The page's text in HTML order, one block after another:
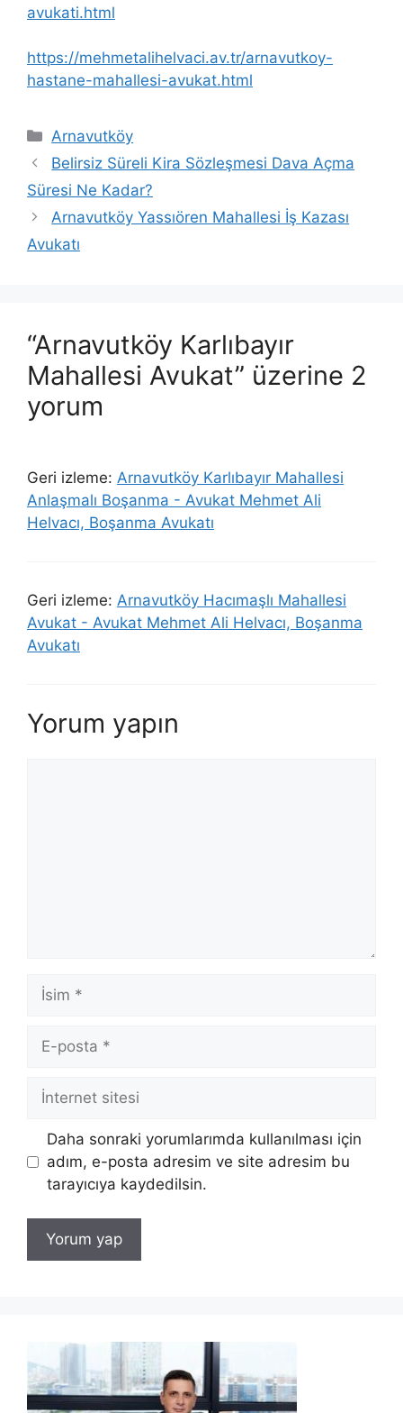
avukati.html
https://mehmetalihelvaci.av.tr/arnavutkoy-
hastane-mahallesi-avukat.html
Kategoriler
Arnavutköy
Belirsiz Süreli Kira Sözleşmesi Dava Açma
Süresi Ne Kadar?
Arnavutköy Yassıören Mahallesi İş Kazası
Avukatı
“Arnavutköy Karlıbayır
Mahallesi Avukat” üzerine 2
yorum
Geri izleme: Arnavutköy Karlıbayır Mahallesi
Anlaşmalı Boşanma - Avukat Mehmet Ali
Helvacı, Boşanma Avukatı
Geri izleme: Arnavutköy Hacımaşlı Mahallesi
Avukat - Avukat Mehmet Ali Helvacı, Boşanma
Avukatı
Yorum yapın
İsim
posta
İnternet
sitesi
Daha sonraki yorumlarımda kullanılması için
adım, e-posta adresim ve site adresim bu
tarayıcıya kaydedilsin.